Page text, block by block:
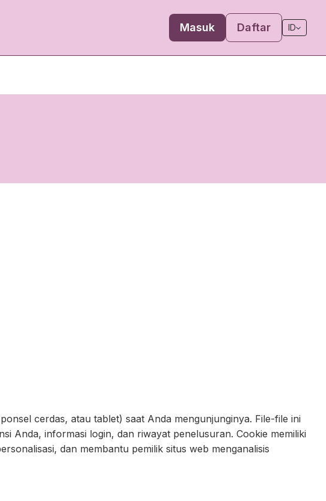
Masuk Daftar ID
cerdas, atau tablet) saat Anda mengunjunginya. File-file ini
Anda, informasi login, dan riwayat penelusuran. Cookie memiliki
dan membantu pemilik situs web menganalisis